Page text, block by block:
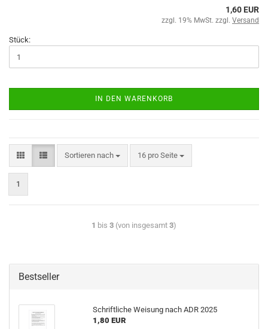
1,60 EUR
zzgl. 19% MwSt. zzgl. Versand
Stück:
IN DEN WARENKORB
Sortieren nach 16 pro Seite
1
1 bis 3 (von insgesamt 3)
Bestseller
Schriftliche Weisung nach ADR 2025
1,80 EUR